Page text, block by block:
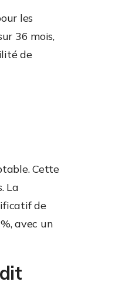
les
36 mois,
de
Cette
La
de
avec un